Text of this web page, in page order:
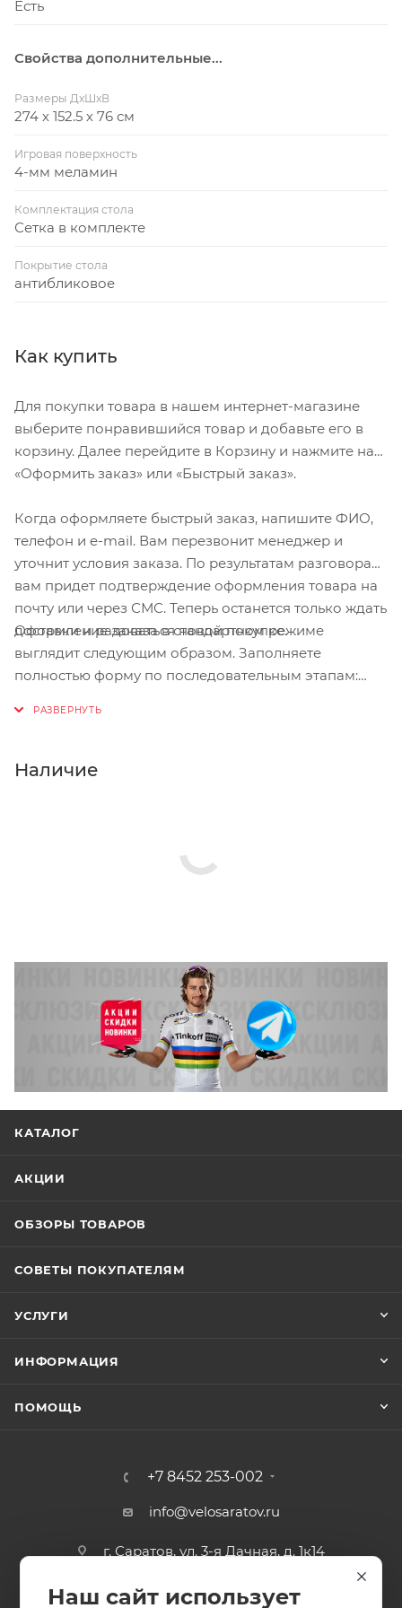
Страна изготовления: Германия
Есть
Свойства дополнительные...
Размеры ДхШхВ
274 х 152.5 х 76 см
Игровая поверхность
4-мм меламин
Комплектация стола
Сетка в комплекте
Покрытие стола
антибликовое
Как купить
Для покупки товара в нашем интернет-магазине
выберите понравившийся товар и добавьте его в
корзину. Далее перейдите в Корзину и нажмите на
«Оформить заказ» или «Быстрый заказ».
Когда оформляете быстрый заказ, напишите ФИО,
телефон и e-mail. Вам перезвонит менеджер и
уточнит условия заказа. По результатам разговора
вам придет подтверждение оформления товара на
почту или через СМС. Теперь останется только ждать
доставки и радоваться новой покупке.
Оформление заказа в стандартном режиме
выглядит следующим образом. Заполняете
полностью форму по последовательным этапам:
Нажмите кнопку «Оформить заказ».
Наличие
КАТАЛОГ
АКЦИИ
ОБЗОРЫ ТОВАРОВ
СОВЕТЫ ПОКУПАТЕЛЯМ
УСЛУГИ
ИНФОРМАЦИЯ
ПОМОЩЬ
+7 8452 253-002
info@velosaratov.ru
г. Саратов, ул. 3-я Дачная, д. 1к14
Наш сайт использует